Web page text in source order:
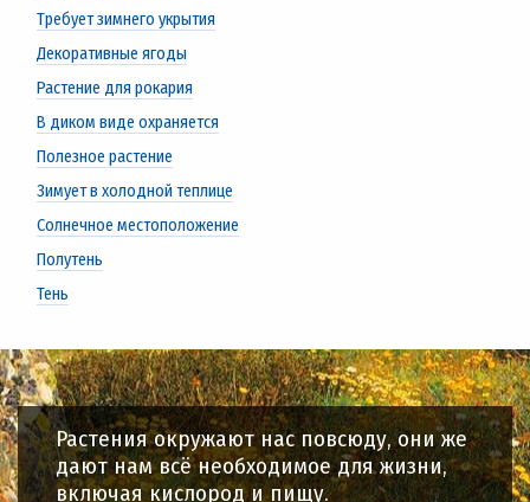
Требует зимнего укрытия
Декоративные ягоды
Растение для рокария
В диком виде охраняется
Полезное растение
Зимует в холодной теплице
Солнечное местоположение
Полутень
Тень
Растения окружают нас повсюду, они же
дают нам всё необходимое для жизни,
включая кислород и пищу.